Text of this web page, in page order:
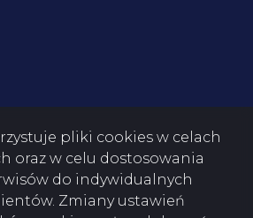
pliki cookies w celach
oraz w celu dostosowania
do indywidualnych
Zmiany ustawień